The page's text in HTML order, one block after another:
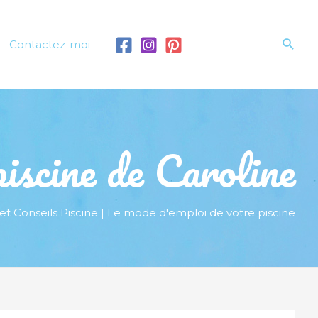
Contactez-moi
de Caroline
Conseils Piscine | Le mode d'emploi de votre piscine